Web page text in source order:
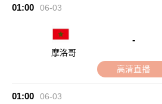
01:00 06-03
摩洛哥
-
高清直播
01:00 06-03